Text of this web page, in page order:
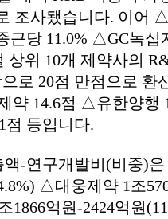
조사됐습니다. 이어
당 11.0% △GC녹십
상위 10개 제약사의
로 20점 만점으로
약 14.6점 △유한양행
점 등입니다.
액-연구개발비(비중)
△대웅제약 1조
1866억원-2424억원